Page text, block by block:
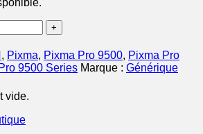
vide.
, Pixma, Pixma Pro 9500, Pixma Pro
9500 Series Marque : Générique